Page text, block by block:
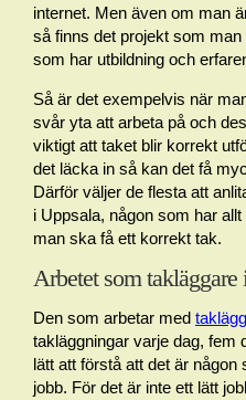
internet. Men även om man
så finns det projekt som
som har utbildning och
Så är det exempelvis när
svår yta att arbeta på och
viktigt att taket blir korrekt
det läcka in så kan det få
Därför väljer de flesta att
i Uppsala, någon som har
man ska få ett korrekt tak.
Arbetet som takläggare
Den som arbetar med
takläggningar varje dag, fem
lätt att förstå att det är
jobb. För det är inte ett lätt